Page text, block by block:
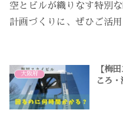
空とビルが織りなす特別
計画づくりに、ぜひご活用
大阪府
【梅
ころ